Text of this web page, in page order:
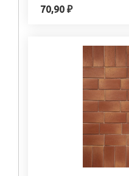
70,90 ₽